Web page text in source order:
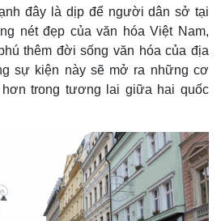
đây là dịp để người dân sở tại
nét đẹp của văn hóa Việt Nam,
thêm đời sống văn hóa của địa
sự kiện này sẽ mở ra những cơ
trong tương lai giữa hai quốc